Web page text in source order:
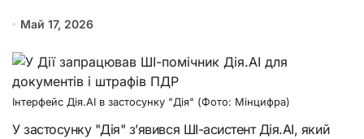
Май 17, 2026
Інтерфейс Дія.AI в застосунку "Дія" (Фото: Мінцифра)
У застосунку "Дія" з’явився ШІ-асистент Дія.AI, який